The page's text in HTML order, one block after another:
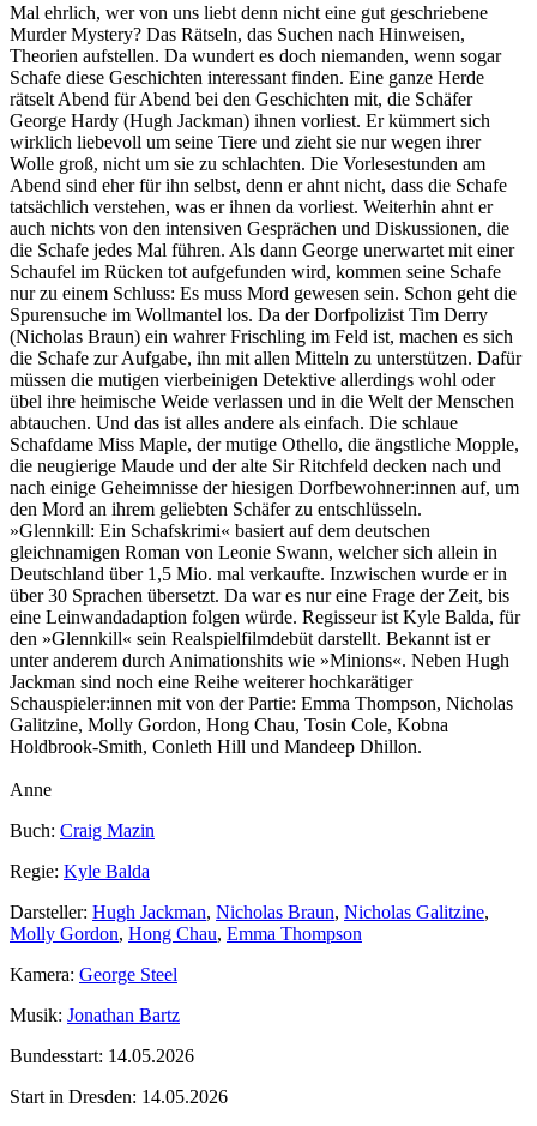
Mal ehrlich, wer von uns liebt denn nicht eine gut geschriebene
Murder Mystery? Das Rätseln, das Suchen nach Hinweisen,
Theorien aufstellen. Da wundert es doch niemanden, wenn sogar
Schafe diese Geschichten interessant finden. Eine ganze Herde
rätselt Abend für Abend bei den Geschichten mit, die Schäfer
George Hardy (Hugh Jackman) ihnen vorliest. Er kümmert sich
wirklich liebevoll um seine Tiere und zieht sie nur wegen ihrer
Wolle groß, nicht um sie zu schlachten. Die Vorlesestunden am
Abend sind eher für ihn selbst, denn er ahnt nicht, dass die Schafe
tatsächlich verstehen, was er ihnen da vorliest. Weiterhin ahnt er
auch nichts von den intensiven Gesprächen und Diskussionen, die
die Schafe jedes Mal führen. Als dann George unerwartet mit einer
Schaufel im Rücken tot aufgefunden wird, kommen seine Schafe
nur zu einem Schluss: Es muss Mord gewesen sein. Schon geht die
Spurensuche im Wollmantel los. Da der Dorfpolizist Tim Derry
(Nicholas Braun) ein wahrer Frischling im Feld ist, machen es sich
die Schafe zur Aufgabe, ihn mit allen Mitteln zu unterstützen. Dafür
müssen die mutigen vierbeinigen Detektive allerdings wohl oder
übel ihre heimische Weide verlassen und in die Welt der Menschen
abtauchen. Und das ist alles andere als einfach. Die schlaue
Schafdame Miss Maple, der mutige Othello, die ängstliche Mopple,
die neugierige Maude und der alte Sir Ritchfeld decken nach und
nach einige Geheimnisse der hiesigen Dorfbewohner:innen auf, um
den Mord an ihrem geliebten Schäfer zu entschlüsseln.
»Glennkill: Ein Schafskrimi« basiert auf dem deutschen
gleichnamigen Roman von Leonie Swann, welcher sich allein in
Deutschland über 1,5 Mio. mal verkaufte. Inzwischen wurde er in
über 30 Sprachen übersetzt. Da war es nur eine Frage der Zeit, bis
eine Leinwandadaption folgen würde. Regisseur ist Kyle Balda, für
den »Glennkill« sein Realspielfilmdebüt darstellt. Bekannt ist er
unter anderem durch Animationshits wie »Minions«. Neben Hugh
Jackman sind noch eine Reihe weiterer hochkarätiger
Schauspieler:innen mit von der Partie: Emma Thompson, Nicholas
Galitzine, Molly Gordon, Hong Chau, Tosin Cole, Kobna
Holdbrook‑Smith, Conleth Hill und Mandeep Dhillon.
Anne
Buch: Craig Mazin
Regie: Kyle Balda
Darsteller: Hugh Jackman, Nicholas Braun, Nicholas Galitzine,
Molly Gordon, Hong Chau, Emma Thompson
Kamera: George Steel
Musik: Jonathan Bartz
Bundesstart: 14.05.2026
Start in Dresden: 14.05.2026